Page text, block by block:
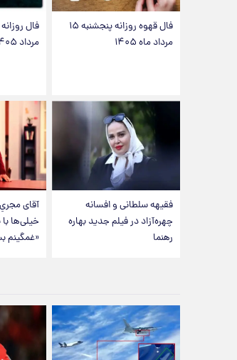
فال قهوه روزانه پنجشنبه ۱۵
مرداد ماه ۱۴۰۵
مرداد ۱۴۰۵
فقیهه سلطانی و افسانه
چهره‌آزاد در فیلم جدید بهاره
رهنما
آقای
خیلی‌ها
«غمگینم